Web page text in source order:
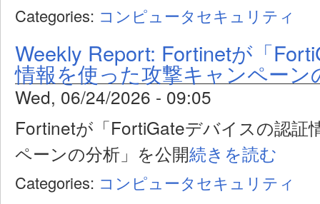
Categories: コンピュータセキュリティ
Weekly Report: Fortinetが「
情報を使った攻撃キャンペーン
Wed, 06/24/2026 - 09:05
Fortinetが「FortiGateデバイスの認証
ペーンの分析」を公開続きを読む
Categories: コンピュータセキュリティ